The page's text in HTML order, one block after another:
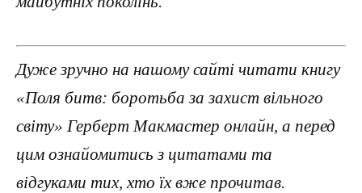
Дуже зручно на нашому сайті читати книгу
«Поля битв: боротьба за захист вільного
світу» Герберт Макмастер онлайн, а перед
цим ознайомитись з цитатами та
відгуками тих, хто їх вже прочитав.